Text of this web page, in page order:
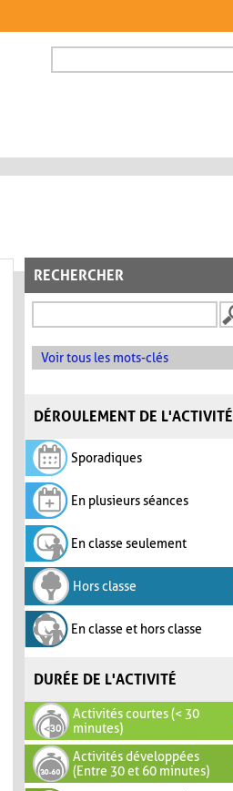
FORMULAIRE DE
RECHERCHER
Voir tous les mots-clés
DÉROULEMENT DE L'ACTIVITÉ
Sporadiques
En plusieurs séances
En classe seulement
Hors classe
En classe et hors classe
DURÉE DE L'ACTIVITÉ
Activités courtes (< 30
minutes)
Activités développées
(Entre 30 et 60 minutes)